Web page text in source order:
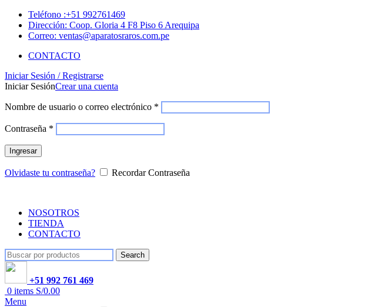
Teléfono :+51 992761469
Dirección: Coop. Gloria 4 F8 Piso 6 Arequipa
Correo: ventas@aparatosraros.com.pe
CONTACTO
Iniciar Sesión / Registrarse
Iniciar SesiónCrear una cuenta
Nombre de usuario o correo electrónico *
Contraseña *
Ingresar
Olvidaste tu contraseña? Recordar Contraseña
NOSOTROS
TIENDA
CONTACTO
Search
+51 992 761 469
0 items S/0.00
Menu